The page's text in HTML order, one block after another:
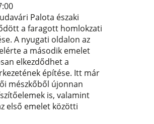
Palota északi
a faragott homlokzati
A nyugati oldalon az
a második emelet
elkezdődhet a
építése. Itt már
mészkőből újonnan
is, valamint
első emelet közötti